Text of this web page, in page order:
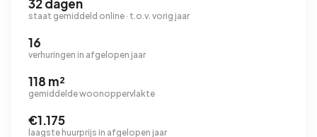
32 dagen
staat gemiddeld online · t.o.v. vorig jaar
16
verhuringen in afgelopen jaar
118 m²
gemiddelde woonoppervlakte
€1.175
laagste huurprijs in afgelopen jaar